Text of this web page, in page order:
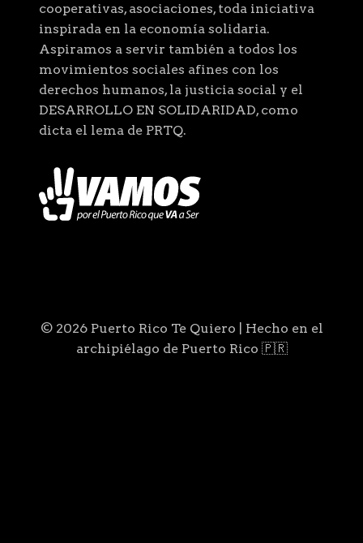
cooperativas, asociaciones, toda iniciativa
inspirada en la economía solidaria.
Aspiramos a servir también a todos los
movimientos sociales afines con los
derechos humanos, la justicia social y el
DESARROLLO EN SOLIDARIDAD, como
dicta el lema de PRTQ.
© 2026 Puerto Rico Te Quiero | Hecho en el
archipiélago de Puerto Rico 🇵🇷